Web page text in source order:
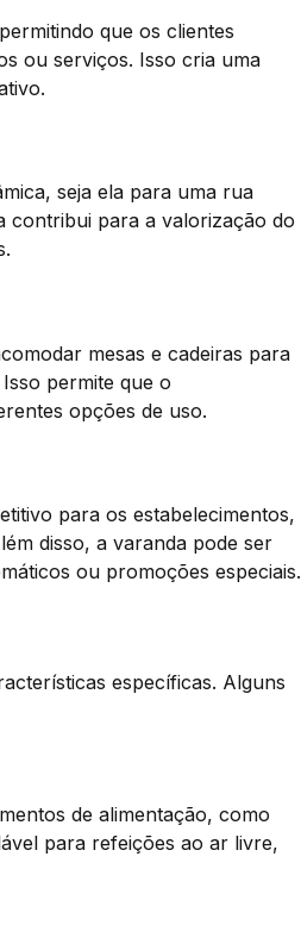
que os clientes
ou serviços. Isso cria uma
seja ela para uma rua
contribui para a valorização do
mesas e cadeiras para
permite que o
opções de uso.
para os estabelecimentos,
disso, a varanda pode ser
ou promoções especiais.
específicas. Alguns
de alimentação, como
para refeições ao ar livre,